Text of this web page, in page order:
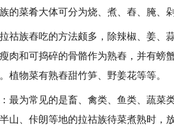
菜肴大体可分为烧、煮、舂、腌、剁
族舂吃的方法颇多，除辣椒、姜、蒜
肉和可捣碎的骨骼作为熟舂，并有螃
植物菜有熟舂甜竹笋、野姜花等等。
为常见的是畜、禽类、鱼类、蔬菜
山、佧朗等地的拉祜族待菜煮熟时，